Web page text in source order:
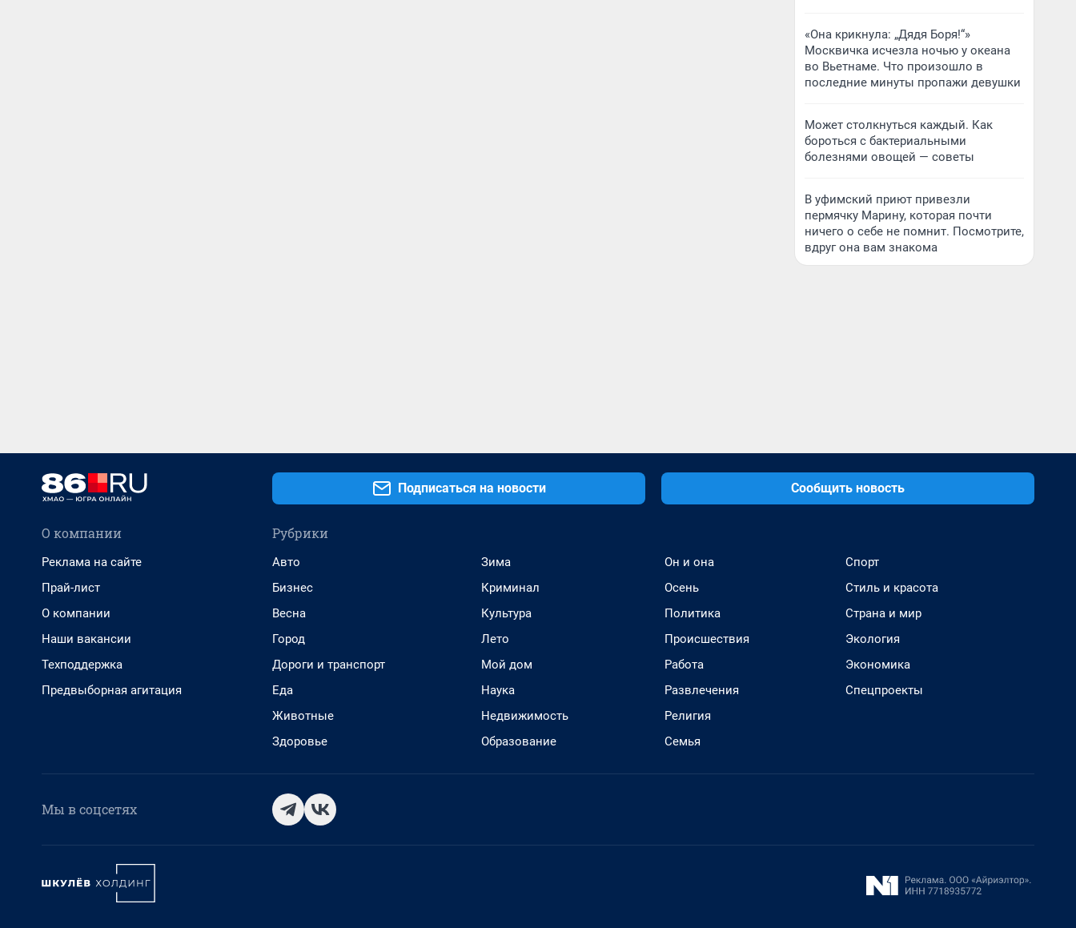
«Она крикнула: „Дядя Боря!“»
Москвичка исчезла ночью у океана
во Вьетнаме. Что произошло в
последние минуты пропажи девушки
Может столкнуться каждый. Как
бороться с бактериальными
болезнями овощей — советы
В уфимский приют привезли
пермячку Марину, которая почти
ничего о себе не помнит. Посмотрите,
вдруг она вам знакома
Подписаться на новости Сообщить новость
О компании
Реклама на сайте
Прай-лист
О компании
Наши вакансии
Техподдержка
Предвыборная агитация
Рубрики
Авто
Бизнес
Весна
Город
Дороги и транспорт
Еда
Животные
Здоровье
Зима
Криминал
Культура
Лето
Мой дом
Наука
Недвижимость
Образование
Он и она
Осень
Политика
Происшествия
Работа
Развлечения
Религия
Семья
Спорт
Стиль и красота
Страна и мир
Экология
Экономика
Спецпроекты
Мы в соцсетях